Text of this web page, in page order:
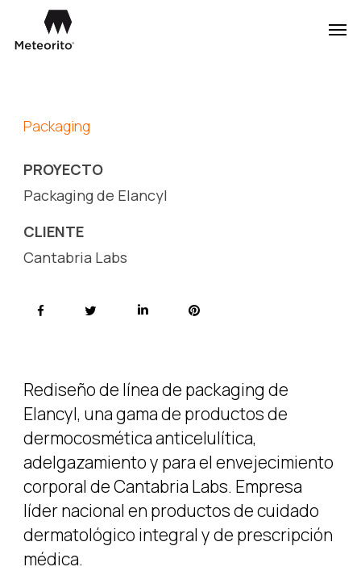
to
Packaging
PROYECTO
Packaging de Elancyl
CLIENTE
Cantabria Labs
Rediseño de línea de packaging de
Elancyl, una gama de productos de
dermocosmética anticelulítica,
adelgazamiento y para el envejecimiento
corporal de Cantabria Labs. Empresa
líder nacional en productos de cuidado
dermatológico integral y de prescripción
médica.